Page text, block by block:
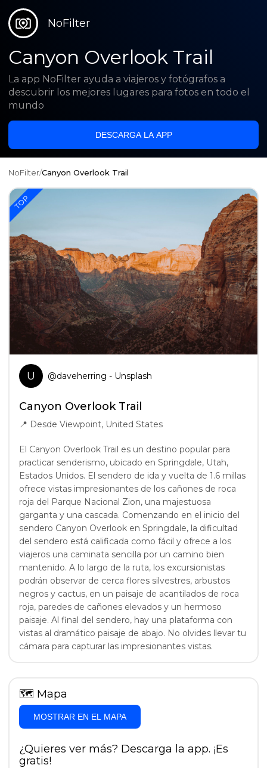
NoFilter
Canyon Overlook Trail
La app NoFilter ayuda a viajeros y fotógrafos a
descubrir los mejores lugares para fotos en todo el
mundo
DESCARGA LA APP
NoFilter/Canyon Overlook Trail
U @daveherring - Unsplash
Canyon Overlook Trail
📍 Desde Viewpoint, United States
El Canyon Overlook Trail es un destino popular para
practicar senderismo, ubicado en Springdale, Utah,
Estados Unidos. El sendero de ida y vuelta de 1.6 millas
ofrece vistas impresionantes de los cañones de roca
roja del Parque Nacional Zion, una majestuosa
garganta y una cascada. Comenzando en el inicio del
sendero Canyon Overlook en Springdale, la dificultad
del sendero está calificada como fácil y ofrece a los
viajeros una caminata sencilla por un camino bien
mantenido. A lo largo de la ruta, los excursionistas
podrán observar de cerca flores silvestres, arbustos
negros y cactus, en un paisaje de acantilados de roca
roja, paredes de cañones elevados y un hermoso
paisaje. Al final del sendero, hay una plataforma con
vistas al dramático paisaje de abajo. No olvides llevar tu
cámara para capturar las impresionantes vistas.
TOP
🗺 Mapa
MOSTRAR EN EL MAPA
¿Quieres ver más? Descarga la app. ¡Es
gratis!